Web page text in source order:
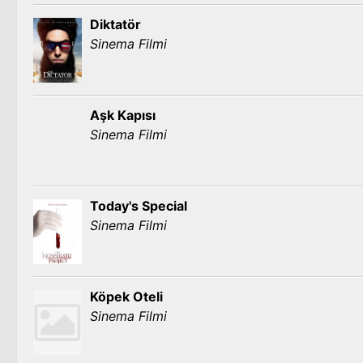
Diktatör
Sinema Filmi
Aşk Kapısı
Sinema Filmi
Today's Special
Sinema Filmi
Köpek Oteli
Sinema Filmi